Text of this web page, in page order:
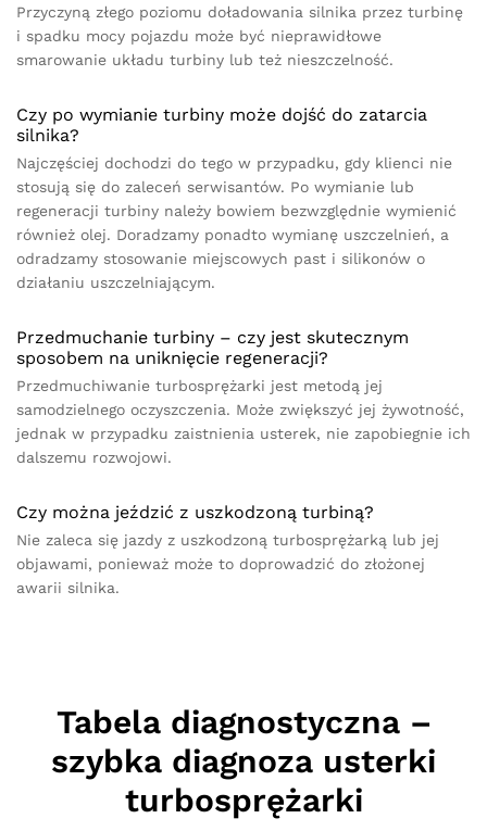
Przyczyną złego poziomu doładowania silnika przez turbinę
i spadku mocy pojazdu może być nieprawidłowe
smarowanie układu turbiny lub też nieszczelność.
Czy po wymianie turbiny może dojść do zatarcia
silnika?
Najczęściej dochodzi do tego w przypadku, gdy klienci nie
stosują się do zaleceń serwisantów. Po wymianie lub
regeneracji turbiny należy bowiem bezwzględnie wymienić
również olej. Doradzamy ponadto wymianę uszczelnień, a
odradzamy stosowanie miejscowych past i silikonów o
działaniu uszczelniającym.
Przedmuchanie turbiny – czy jest skutecznym
sposobem na uniknięcie regeneracji?
Przedmuchiwanie turbosprężarki jest metodą jej
samodzielnego oczyszczenia. Może zwiększyć jej żywotność,
jednak w przypadku zaistnienia usterek, nie zapobiegnie ich
dalszemu rozwojowi.
Czy można jeździć z uszkodzoną turbiną?
Nie zaleca się jazdy z uszkodzoną turbosprężarką lub jej
objawami, ponieważ może to doprowadzić do złożonej
awarii silnika.
Tabela diagnostyczna –
szybka diagnoza usterki
turbosprężarki